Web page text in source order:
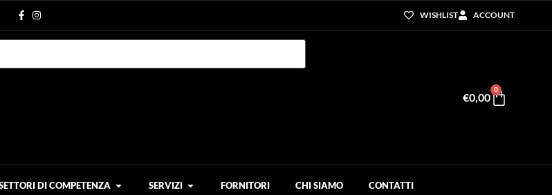
WISHLIST ACCOUNT
€0,00
0
DI COMPETENZA SERVIZI FORNITORI CHI SIAMO CONTATTI